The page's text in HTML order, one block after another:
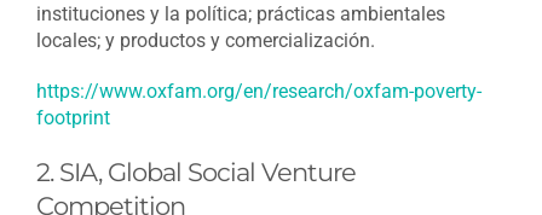
instituciones y la política; prácticas ambientales
locales; y productos y comercialización.
https://www.oxfam.org/en/research/oxfam-poverty-
footprint
2. SIA, Global Social Venture
Competition